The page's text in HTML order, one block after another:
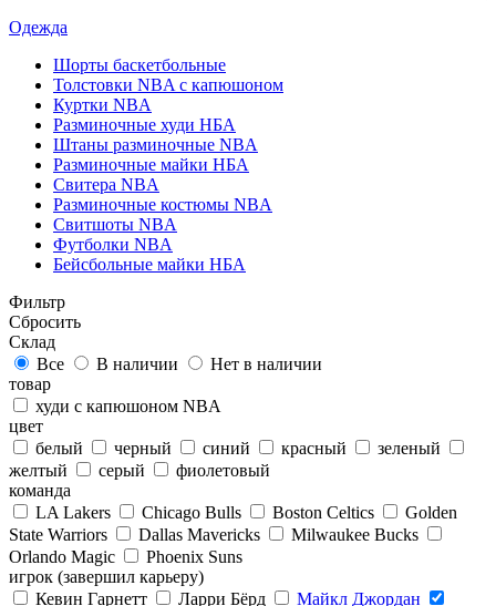
Одежда
Шорты баскетбольные
Толстовки NBA с капюшоном
Куртки NBA
Разминочные худи НБА
Штаны разминочные NBA
Разминочные майки НБА
Свитера NBA
Разминочные костюмы NBA
Свитшоты NBA
Футболки NBA
Бейсбольные майки НБА
Фильтр
Сбросить
Склад
Все
В наличии
Нет в наличии
товар
худи с капюшоном NBA
цвет
белый
черный синий красный
зеленый
желтый
серый
фиолетовый
команда
LA Lakers
Chicago Bulls Boston Celtics
Golden
State Warriors
Dallas Mavericks
Milwaukee Bucks
Orlando Magic
Phoenix Suns
игрок (завершил карьеру)
Кевин Гарнетт
Ларри Бёрд Майкл Джордан